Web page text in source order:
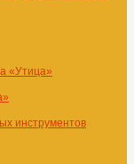
«Утица»
инструментов